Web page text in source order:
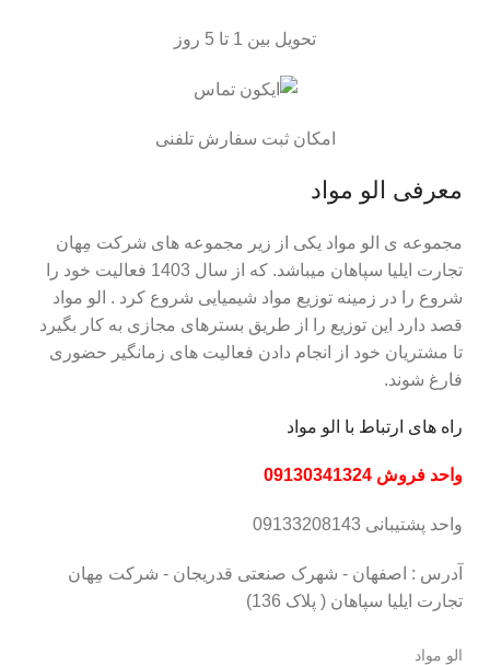
تحویل بین 1 تا 5 روز
امکان ثبت سفارش تلفنی
معرفی الو مواد
مجموعه ی الو مواد یکی از زیر مجموعه های شرکت مِهان
تجارت ایلیا سپاهان میباشد. که از سال 1403 فعالیت خود را
شروع را در زمینه توزیع مواد شیمیایی شروع کرد . الو مواد
قصد دارد این توزیع را از طریق بسترهای مجازی به کار بگیرد
تا مشتریان خود از انجام دادن فعالیت های زمانگیر حضوری
فارغ شوند.
راه های ارتباط با الو مواد
واحد فروش 09130341324
واحد پشتیبانی 09133208143
آدرس : اصفهان - شهرک صنعتی قدریجان - شرکت مِهان
تجارت ایلیا سپاهان ( پلاک 136)
الو مواد